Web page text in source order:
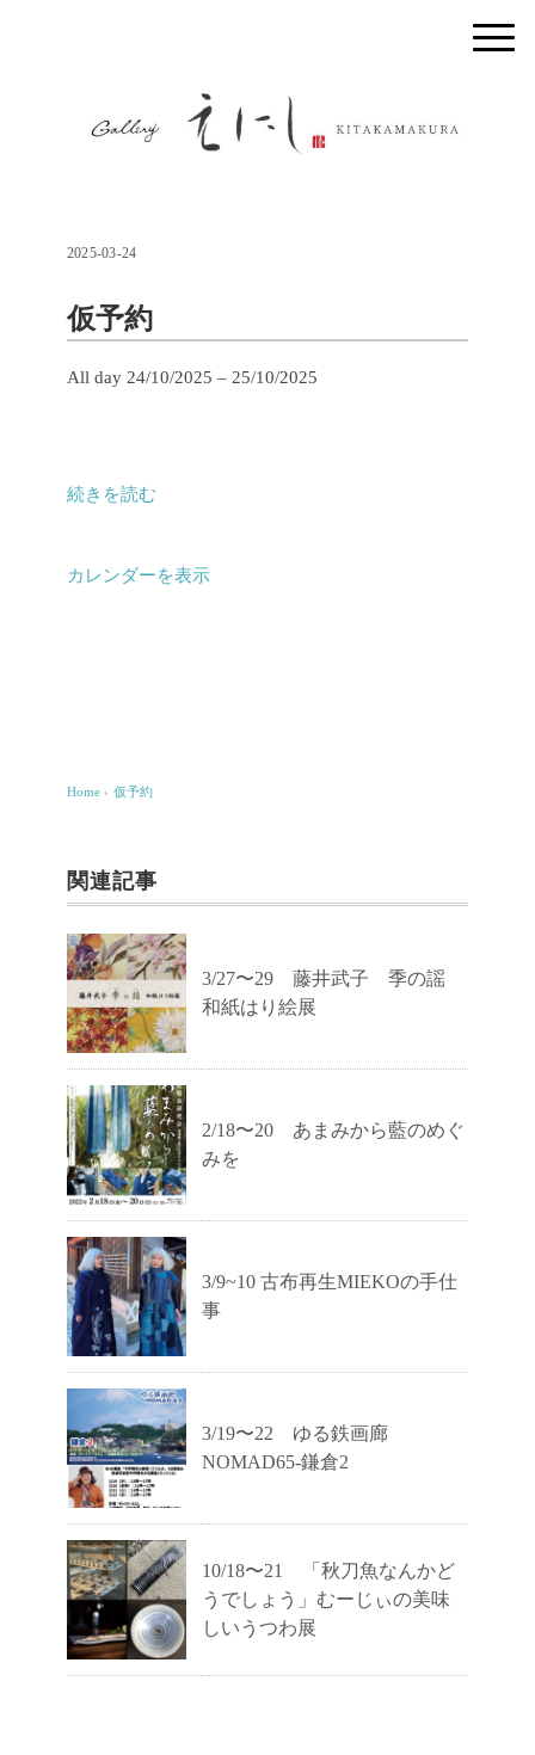
2025-03-24
仮予約
All day 24/10/2025 – 25/10/2025
続きを読む
カレンダーを表示
Home › 仮予約
関連記事
3/27〜29 藤井武子 季の謡
和紙はり絵展
2/18〜20 あまみから藍のめぐ
みを
3/9~10 古布再生MIEKOの手仕
事
3/19〜22 ゆる鉄画廊
NOMAD65-鎌倉2
10/18〜21 「秋刀魚なんかど
うでしょう」むーじぃの美味
しいうつわ展